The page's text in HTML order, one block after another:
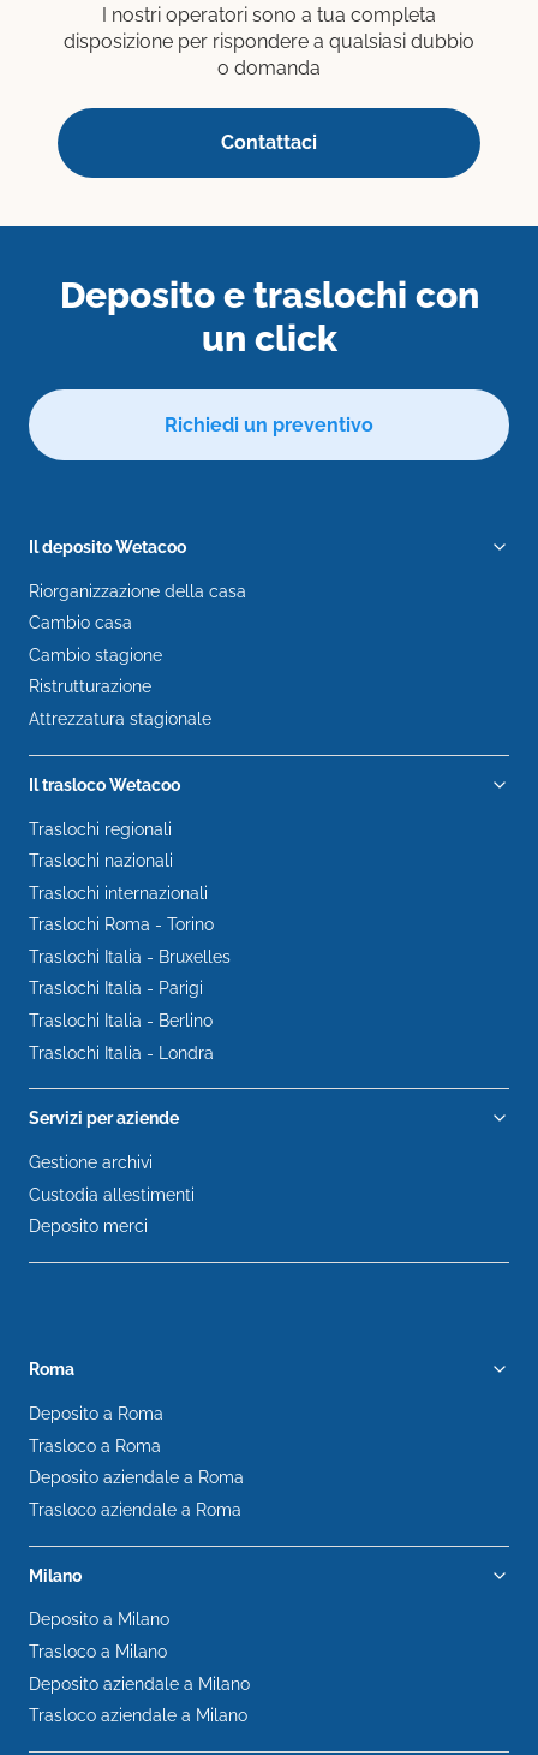
I nostri operatori sono a tua completa
disposizione per rispondere a qualsiasi dubbio
o domanda
Contattaci
Deposito e traslochi con
un click
Richiedi un preventivo
Il deposito Wetacoo
Riorganizzazione della casa
Cambio casa
Cambio stagione
Ristrutturazione
Attrezzatura stagionale
Il trasloco Wetacoo
Traslochi regionali
Traslochi nazionali
Traslochi internazionali
Traslochi Roma - Torino
Traslochi Italia - Bruxelles
Traslochi Italia - Parigi
Traslochi Italia - Berlino
Traslochi Italia - Londra
Servizi per aziende
Gestione archivi
Custodia allestimenti
Deposito merci
Roma
Deposito a Roma
Trasloco a Roma
Deposito aziendale a Roma
Trasloco aziendale a Roma
Milano
Deposito a Milano
Trasloco a Milano
Deposito aziendale a Milano
Trasloco aziendale a Milano